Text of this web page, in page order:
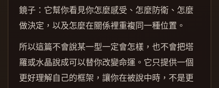
鏡子：它幫你看見你怎麼感受、怎麼防衛、怎麼
做決定，以及怎麼在關係裡重複同一種位置。
所以這篇不會說某一型一定會怎樣，也不會把塔
羅或水晶說成可以替你改變命運。它只提供一個
更好理解自己的框架，讓你在被說中時，不是更